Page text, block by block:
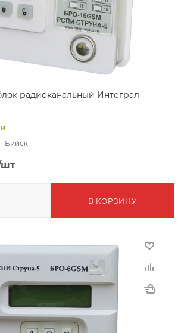
радиоканальный Интеграл-
Бийск
В КОРЗИНУ